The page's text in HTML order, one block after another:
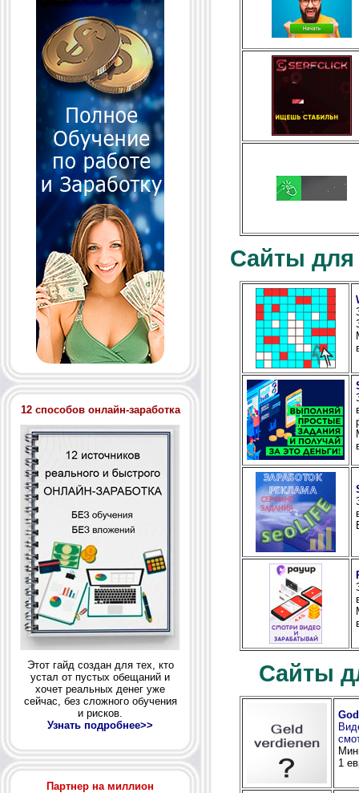
12 способов онлайн-заработка
Этот гайд создан для тех, кто
устал от пустых обещаний и
хочет реальных денег уже
сейчас, без сложного обучения
и рисков.
Узнать подробнее>>
Партнер на миллион
Сайты для
Сайты
1